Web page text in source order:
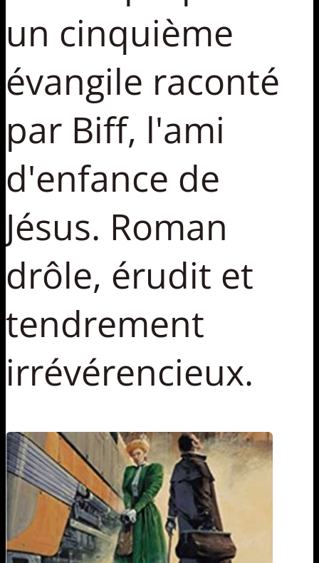
un cinquième
évangile raconté
par Biff, l'ami
d'enfance de
Jésus. Roman
drôle, érudit et
tendrement
irrévérencieux.